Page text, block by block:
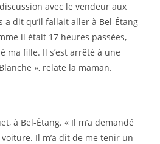
avec le vendeur aux
a dit qu’il fallait aller à Bel-Étang
il était 17 heures passées,
ma fille. Il s’est arrêté à une
», relate la maman.
à Bel-Étang. « Il m’a demandé
Il m’a dit de me tenir un